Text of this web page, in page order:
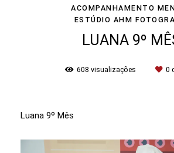
ACOMPANHAMENTO
ESTÚDIO AHM
LUANA 9º
608 visualizações 0
Luana 9º Mês